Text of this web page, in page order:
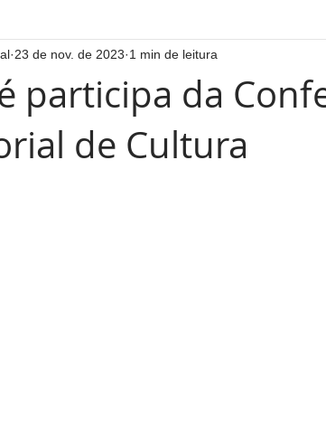
Tijuípe Formação para a cidadania
participa da
de Cultura
23 de nov. de 2023 1 min de leitura